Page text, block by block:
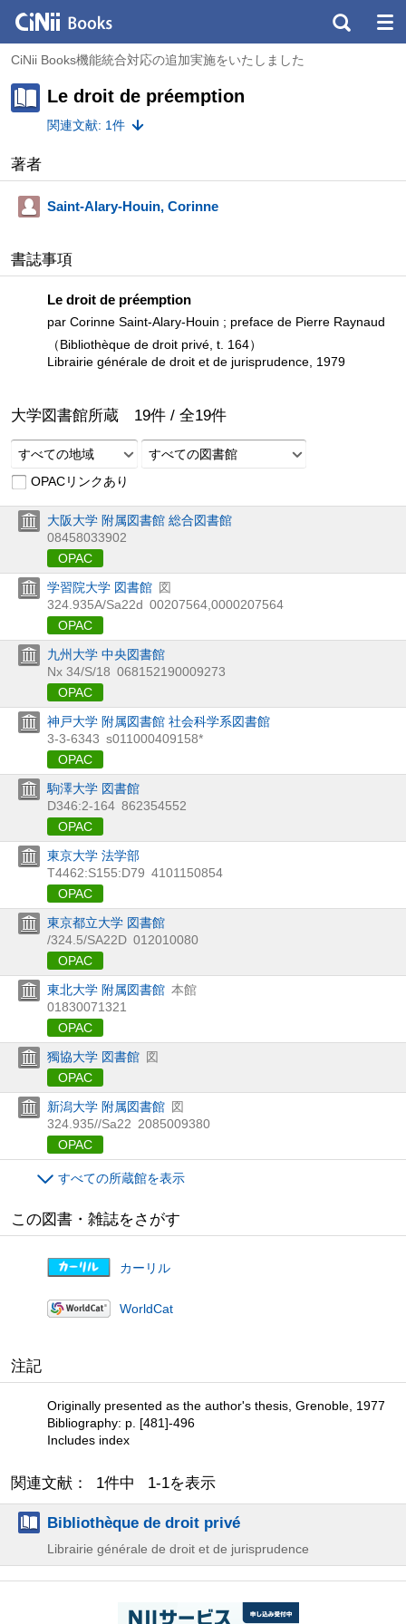
CiNii Books機能統合対応の追加実施をいたしました
Le droit de préemption
関連文献: 1件
著者
Saint-Alary-Houin, Corinne
書誌事項
Le droit de préemption
par Corinne Saint-Alary-Houin ; preface de Pierre Raynaud
（Bibliothèque de droit privé, t. 164）
Librairie générale de droit et de jurisprudence, 1979
大学図書館所蔵 19件 / 全19件
すべての地域
すべての図書館
OPACリンクあり
大阪大学 附属図書館 総合図書館
08458033902
OPAC
学習院大学 図書館 図
324.935A/Sa22d 00207564,0000207564
OPAC
九州大学 中央図書館
Nx 34/S/18 068152190009273
OPAC
神戸大学 附属図書館 社会科学系図書館
3-3-6343 s011000409158*
OPAC
駒澤大学 図書館
D346:2-164 862354552
OPAC
東京大学 法学部
T4462:S155:D79 4101150854
OPAC
東京都立大学 図書館
/324.5/SA22D 012010080
OPAC
東北大学 附属図書館 本館
01830071321
OPAC
獨協大学 図書館 図
OPAC
新潟大学 附属図書館 図
324.935//Sa22 2085009380
OPAC
すべての所蔵館を表示
この図書・雑誌をさがす
カーリル
WorldCat
注記
Originally presented as the author's thesis, Grenoble, 1977
Bibliography: p. [481]-496
Includes index
関連文献： 1件中 1-1を表示
Bibliothèque de droit privé
Librairie générale de droit et de jurisprudence